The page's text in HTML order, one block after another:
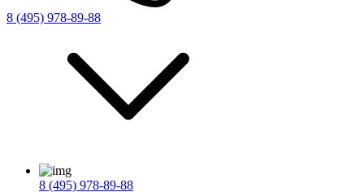
8 (495) 978-89-88
8 (495) 978-89-88